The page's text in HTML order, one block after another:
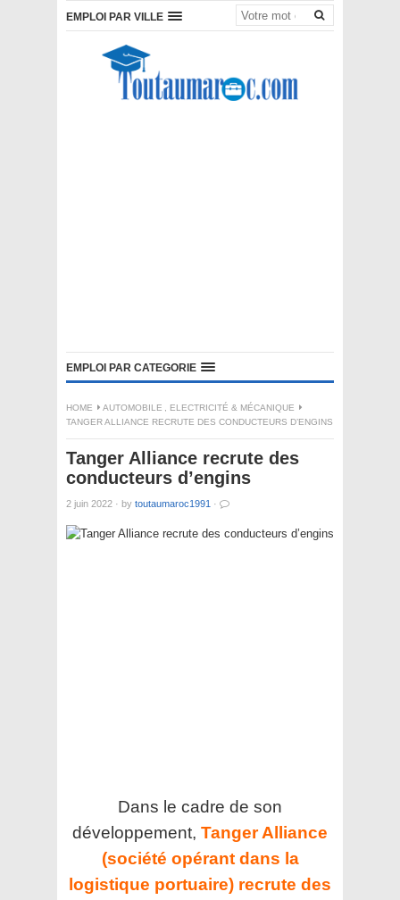
EMPLOI PAR VILLE
EMPLOI PAR CATEGORIE
HOME AUTOMOBILE , ELECTRICITÉ & MÉCANIQUE
TANGER ALLIANCE RECRUTE DES CONDUCTEURS D’ENGINS
Tanger Alliance recrute des
conducteurs d’engins
2 juin 2022 · by toutaumaroc1991 ·
Dans le cadre de son
développement, Tanger Alliance
(société opérant dans la
logistique portuaire) recrute des